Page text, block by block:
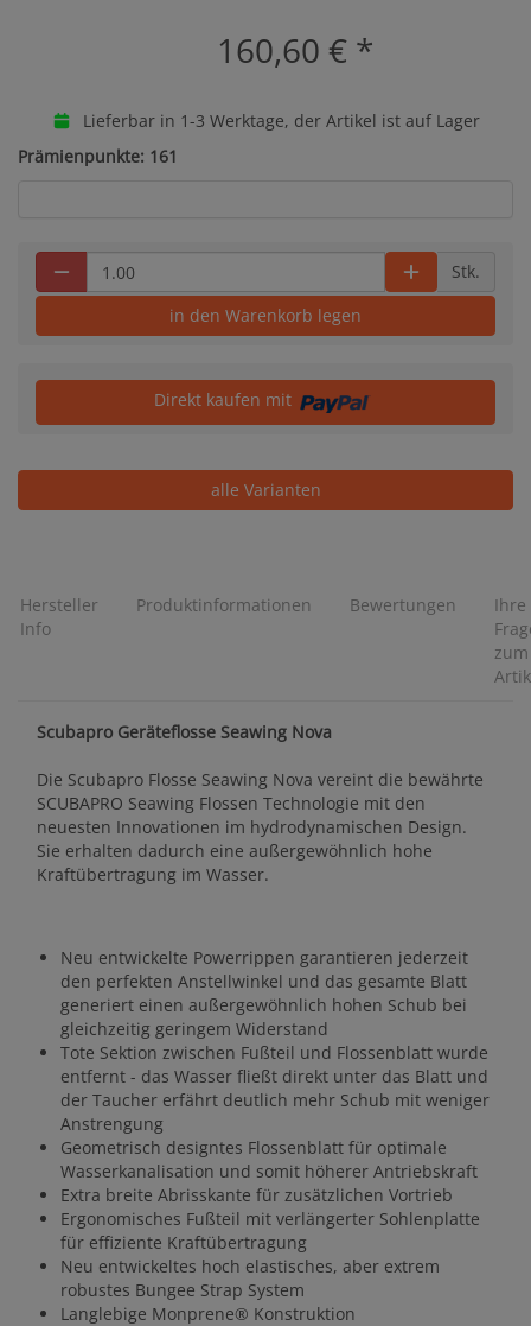
160,60 € *
Lieferbar in 1-3 Werktage, der Artikel ist auf Lager
Prämienpunkte: 161
Stk.
in den Warenkorb legen
Direkt kaufen mit
alle Varianten
Hersteller
Info
Produktinformationen Bewertungen
Ihre
zum
Scubapro Geräteflosse Seawing Nova
Die Scubapro Flosse Seawing Nova vereint die bewährte
SCUBAPRO Seawing Flossen Technologie mit den
neuesten Innovationen im hydrodynamischen Design.
Sie erhalten dadurch eine außergewöhnlich hohe
Kraftübertragung im Wasser.
Neu entwickelte Powerrippen garantieren jederzeit
den perfekten Anstellwinkel und das gesamte Blatt
generiert einen außergewöhnlich hohen Schub bei
gleichzeitig geringem Widerstand
Tote Sektion zwischen Fußteil und Flossenblatt wurde
entfernt - das Wasser fließt direkt unter das Blatt und
der Taucher erfährt deutlich mehr Schub mit weniger
Anstrengung
Geometrisch designtes Flossenblatt für optimale
Wasserkanalisation und somit höherer Antriebskraft
Extra breite Abrisskante für zusätzlichen Vortrieb
Ergonomisches Fußteil mit verlängerter Sohlenplatte
für effiziente Kraftübertragung
Neu entwickeltes hoch elastisches, aber extrem
robustes Bungee Strap System
Langlebige Monprene® Konstruktion